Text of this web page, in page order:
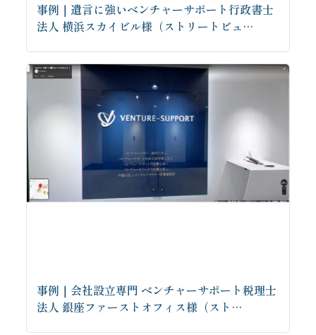
事例｜遺言に強いベンチャーサポート行政書士
法人 横浜スカイビル様（ストリートビュ…
事例｜会社設立専門 ベンチャーサポート税理士
法人 銀座ファーストオフィス様（スト…